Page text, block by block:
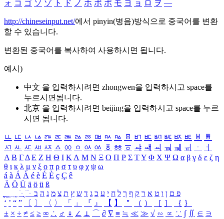
ォ コ ゴ ソ ゾ ト ド ノ ホ ボ ポ モ ヨ ョ ロ ヲ ―
http://chineseinput.net/에서 pinyin(병음)방식으로 중국어를 변환
할 수 있습니다.
변환된 중국어를 복사하여 사용하시면 됩니다.
예시)
中文 을 입력하시려면 zhongwen을 입력하시고 space를
누르시면됩니다.
北京 을 입력하시려면 beijing을 입력하시고 space를 누르
시면 됩니다.
ㅥ ㅦ ㅧ ㅨ ㅩ ㅪ ㅫ ㅬ ㅭ ㅮ ㅯ ㅰ ㅱ ㅲ ㅳ ㅴ ㅵ ㅶ ㅷ ㅸ
ㅹ
ㅺ ㅻ ㅼ ㅽ ㅾ ㅿ ㆀ ㆁ ㆂ ㆃ ㆄ ㆅ ㆆ ㆇ ㆈ ㆉ ㆊ ㆋ ㆌ ㆍ
ㆎ
Α Β ΓΔ Ε Ζ Η Θ Ι ΚΛ Μ Ν Ξ Ο Π Ρ Σ ΤΥ Φ Χ Ψ Ω α β γ δ ε ζ η
θ ι κ λ μ ν ξ ο π ρ σ τ υ φ χ ψ ω
á à Á À é è É È ç Ç ê
Ä Ö Ü ä ö ü ß
ִֶֹ ֻּ ׁׂ פ ם ן ו ט א ר ק ף ך ל ח י ע כ ג ד ש ץ ת צ מ נ ה ב
‘ ’ “ ” 〔 〕 〈 〉 「 」 『 』 【 】 ＂ （ ） ［ ］ ｛ ｝
± × ÷ ≠ ≤ ≥ ∞ ∴ ♂ ♀ ∠ ⊥ ⌒ ∂ ∇ ≡ ≒ ≪ ≫ √ ∽ ∝ ∵ ∫ ∬ ∈ ∋